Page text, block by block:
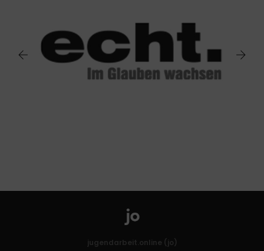
jugendarbeit.online (jo)